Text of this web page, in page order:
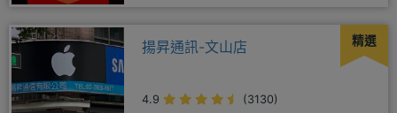
精選
揚昇通訊-文山店
4.9
(3130)